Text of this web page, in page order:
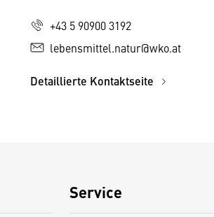
+43 5 90900 3192
lebensmittel.natur@wko.at
Detaillierte Kontaktseite
Service